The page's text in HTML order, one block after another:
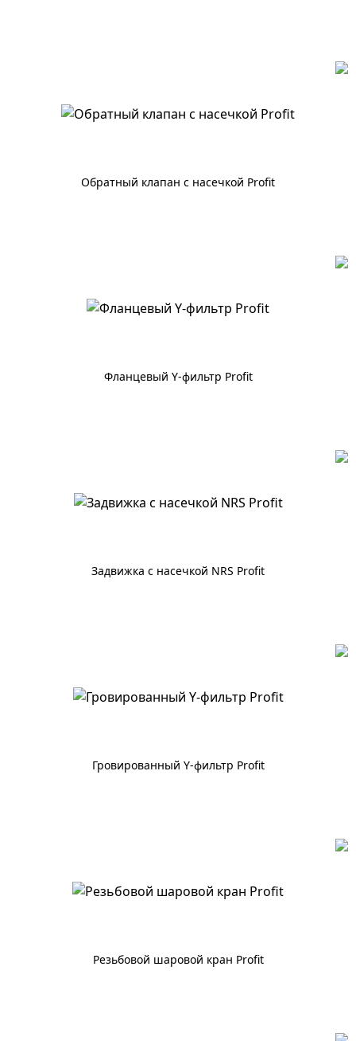
Обратный клапан с насечкой Profit
Фланцевый Y-фильтр Profit
Задвижка с насечкой NRS Profit
Гровированный Y-фильтр Profit
Резьбовой шаровой кран Profit